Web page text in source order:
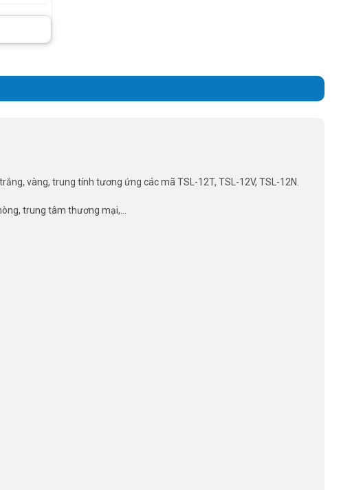
vàng, trung tính tương ứng các mã TSL-12T, TSL-12V, TSL-12N.
trung tâm thương mại,…